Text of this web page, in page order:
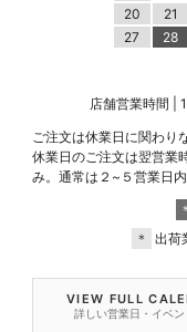
20
21
27
28
店舗営業時間 |
ご注文は休業日に関わり
休業日のご注文は翌営業
み。通常は２~５営業日内
＊
＊
出荷
VIEW FULL
詳しい営業日・イベン